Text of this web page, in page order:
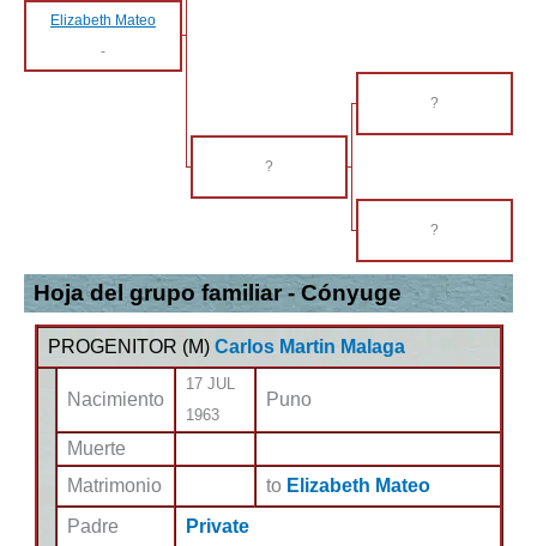
Elizabeth Mateo
-
?
?
?
Hoja del grupo familiar - Cónyuge
PROGENITOR (M) Carlos Martin Malaga
Nacimiento
17 JUL
1963
Puno
Muerte
Matrimonio
to Elizabeth Mateo
Padre
Private